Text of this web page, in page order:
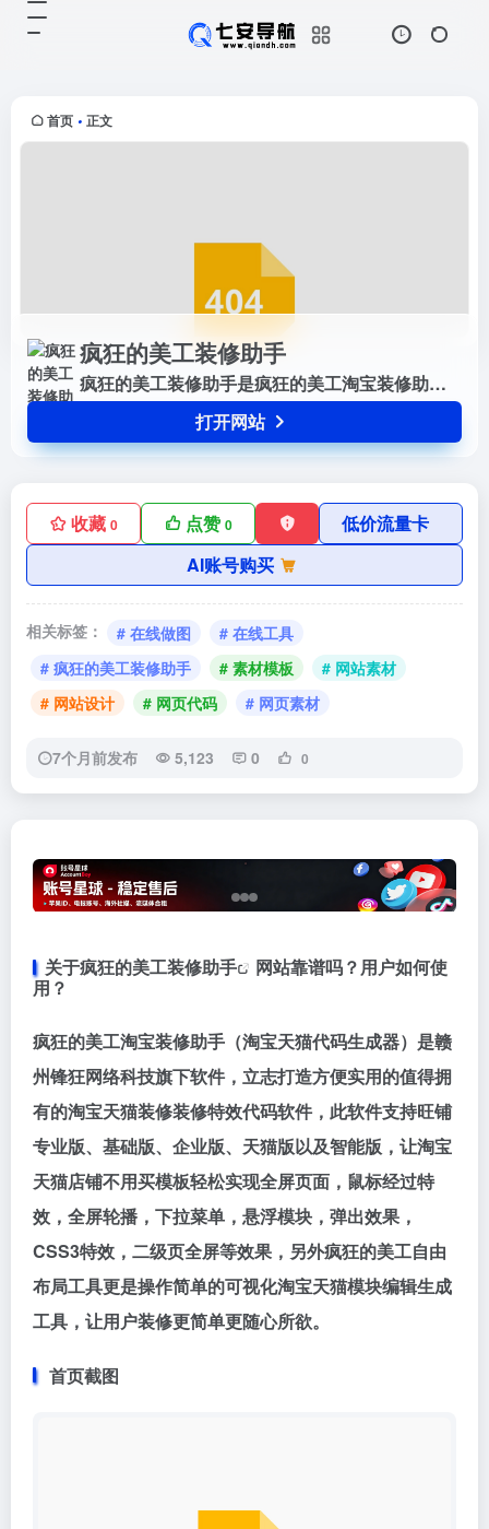
首页 • 正文
疯狂的美工装修助手
疯狂的美工装修助手是疯狂的美工淘宝装修助手（淘宝天猫代码生成器）是赣州锋狂网络科技旗下软件...
打开网站
收藏 0 点赞0
低价流量卡
AI账号购买
相关标签： # 在线做图
# 在线工具
# 疯狂的美工装修助手
# 素材模板
# 网站素材
# 网站设计
# 网页代码 # 网页素材
7个月前发布 5,123 0 0
是赣州锋狂网络科技旗下软件...
关于疯狂的美工装修助手
网站靠谱吗？用户如何使
用？
疯狂的美工淘宝装修助手（淘宝天猫代码生成器）是赣
州锋狂网络科技旗下软件，立志打造方便实用的值得拥
有的淘宝天猫装修装修特效代码软件，此软件支持旺铺
专业版、基础版、企业版、天猫版以及智能版，让淘宝
天猫店铺不用买模板轻松实现全屏页面，鼠标经过特
效，全屏轮播，下拉菜单，悬浮模块，弹出效果，
CSS3特效，二级页全屏等效果，另外疯狂的美工自由
布局工具更是操作简单的可视化淘宝天猫模块编辑生成
工具，让用户装修更简单更随心所欲。
首页截图